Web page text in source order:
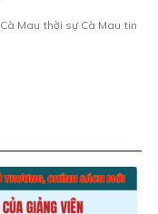
Mau thời sự Cà Mau tin